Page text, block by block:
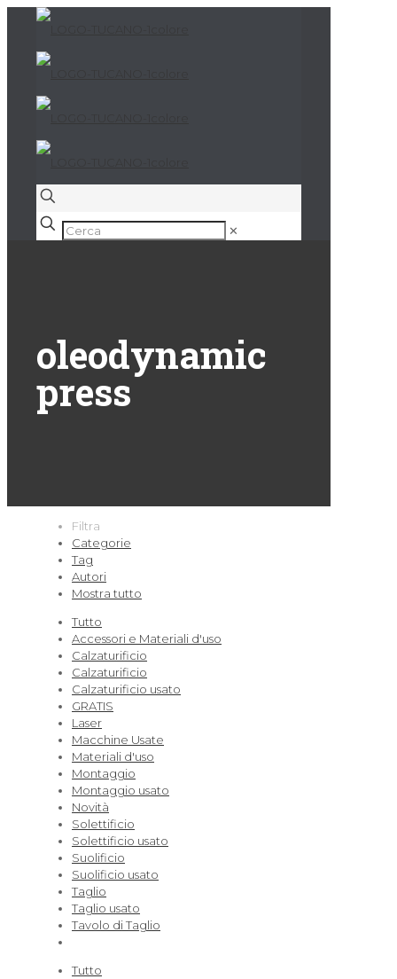
✕
oleodynamic
press
Filtra
Categorie
Tag
Autori
Mostra tutto
Tutto
Accessori e Materiali d'uso
Calzaturificio
Calzaturificio
Calzaturificio usato
GRATIS
Laser
Macchine Usate
Materiali d'uso
Montaggio
Montaggio usato
Novità
Solettificio
Solettificio usato
Suolificio
Suolificio usato
Taglio
Taglio usato
Tavolo di Taglio
Tutto